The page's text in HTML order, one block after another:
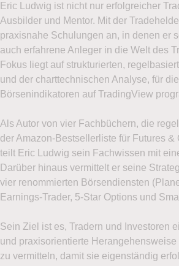
Eric Ludwig ist nicht nur erfolgreicher
Ausbilder und Mentor. Mit der
praxisnahe Schulungen an, in denen er
auch erfahrene Anleger in die Welt des
Fokus liegt auf strukturierten,
und der charttechnischen Analyse, für
Börsenindikatoren auf TradingView
Als Autor von vier Fachbüchern, die
der Amazon-Bestsellerliste für Futures &
teilt Eric Ludwig sein Fachwissen mit
Darüber hinaus vermittelt er seine
vier renommierten Börsendiensten
Earnings-Trader, 5-Star Options und
Sein Ziel ist es, Tradern und Investoren
und praxisorientierte
zu vermitteln, damit sie eigenständig